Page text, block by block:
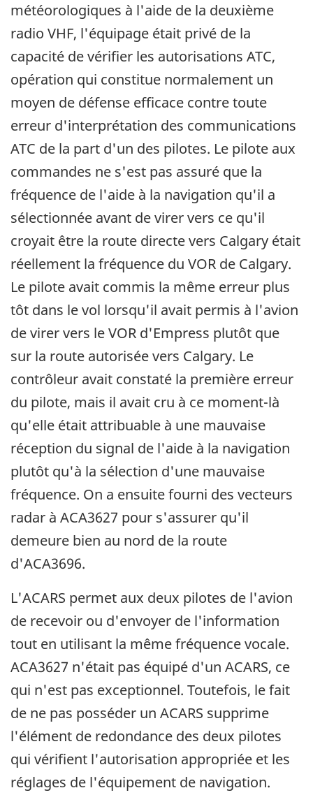
météorologiques à l'aide de la deuxième
radio VHF, l'équipage était privé de la
capacité de vérifier les autorisations ATC,
opération qui constitue normalement un
moyen de défense efficace contre toute
erreur d'interprétation des communications
ATC de la part d'un des pilotes. Le pilote aux
commandes ne s'est pas assuré que la
fréquence de l'aide à la navigation qu'il a
sélectionnée avant de virer vers ce qu'il
croyait être la route directe vers Calgary était
réellement la fréquence du VOR de Calgary.
Le pilote avait commis la même erreur plus
tôt dans le vol lorsqu'il avait permis à l'avion
de virer vers le VOR d'Empress plutôt que
sur la route autorisée vers Calgary. Le
contrôleur avait constaté la première erreur
du pilote, mais il avait cru à ce moment-là
qu'elle était attribuable à une mauvaise
réception du signal de l'aide à la navigation
plutôt qu'à la sélection d'une mauvaise
fréquence. On a ensuite fourni des vecteurs
radar à ACA3627 pour s'assurer qu'il
demeure bien au nord de la route
d'ACA3696.
L'ACARS permet aux deux pilotes de l'avion
de recevoir ou d'envoyer de l'information
tout en utilisant la même fréquence vocale.
ACA3627 n'était pas équipé d'un ACARS, ce
qui n'est pas exceptionnel. Toutefois, le fait
de ne pas posséder un ACARS supprime
l'élément de redondance des deux pilotes
qui vérifient l'autorisation appropriée et les
réglages de l'équipement de navigation.